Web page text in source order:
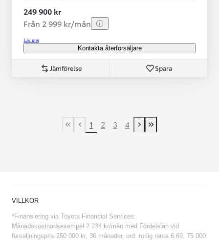
249 900 kr
Från 2 999 kr/mån
Läs mer
Kontakta återförsäljare
Jämförelse Spara
First Page
Previous page
1 2 3 4
Next page
Last Page
VILLKOR
*Finansiering via Toyota Financial Services:
Månadskostnadsexempel 2 234 kr/mån med Fördelslån vid
försäljningspris 250 000 kr, 36 månader, ord. rörlig ränta 6,69, 75 000